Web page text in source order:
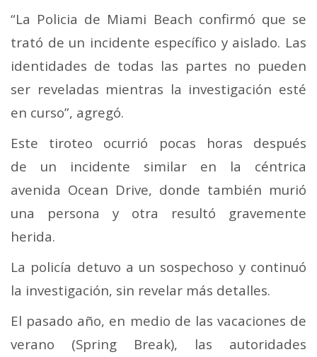
“La Policia de Miami Beach confirmó que se
trató de un incidente específico y aislado. Las
identidades de todas las partes no pueden
ser reveladas mientras la investigación esté
en curso”, agregó.
Este tiroteo ocurrió pocas horas después
de un incidente similar en la céntrica
avenida Ocean Drive, donde también murió
una persona y otra resultó gravemente
herida.
La policía detuvo a un sospechoso y continuó
la investigación, sin revelar más detalles.
El pasado año, en medio de las vacaciones de
verano (Spring Break), las autoridades